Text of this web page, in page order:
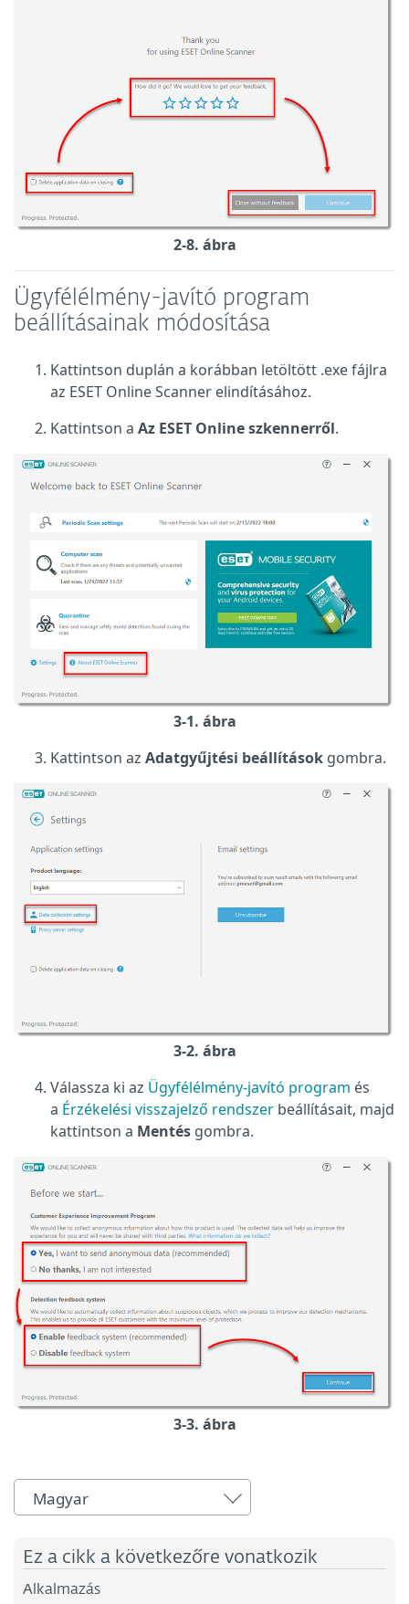
2-8. ábra
Ügyfélélmény-javító program
beállításainak módosítása
Kattintson duplán a korábban letöltött .exe fájlra
az ESET Online Scanner elindításához.
Kattintson a Az ESET Online szkennerről.
3-1. ábra
Kattintson az Adatgyűjtési beállítások gombra.
3-2. ábra
Válassza ki az Ügyfélélmény-javító program és
a Érzékelési visszajelző rendszer beállításait, majd
kattintson a Mentés gombra.
3-3. ábra
Magyar
Ez a cikk a következőre vonatkozik
Alkalmazás